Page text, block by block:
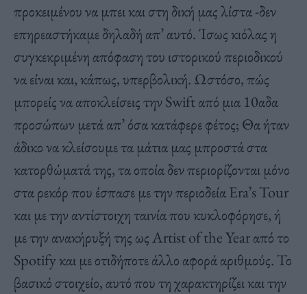
προκειμένου να μπει και στη δική μας λίστα -δεν
επηρεαστήκαμε δηλαδή απ’ αυτό. Ίσως κιόλας η
συγκεκριμένη απόφαση του ιστορικού περιοδικού
να είναι και, κάπως, υπερβολική. Ωστόσο, πώς
μπορείς να αποκλείσεις την Swift από μια 10αδα
προσώπων μετά απ’ όσα κατάφερε φέτος; Θα ήταν
άδικο να κλείσουμε τα μάτια μας μπροστά στα
κατορθώματά της, τα οποία δεν περιορίζονται μόνο
στα ρεκόρ που έσπασε με την περιοδεία Era’s Tour
και με την αντίστοιχη ταινία που κυκλοφόρησε, ή
με την ανακήρυξή της ως Artist of the Year από το
Spotify και με οτιδήποτε άλλο αφορά αριθμούς. Το
βασικό στοιχείο, αυτό που τη χαρακτηρίζει και την